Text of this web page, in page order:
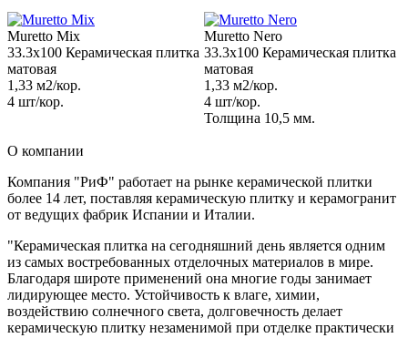
Muretto Mix
33.3x100 Керамическая плитка
матовая
1,33 м2/кор.
4 шт/кор.
Muretto Nero
33.3x100 Керамическая плитка
матовая
1,33 м2/кор.
4 шт/кор.
Толщина 10,5 мм.
О компании
Компания "РиФ" работает на рынке керамической плитки
более 14 лет, поставляя керамическую плитку и керамогранит
от ведущих фабрик Испании и Италии.
"Керамическая плитка на сегодняшний день является одним
из самых востребованных отделочных материалов в мире.
Благодаря широте применений она многие годы занимает
лидирующее место. Устойчивость к влаге, химии,
воздействию солнечного света, долговечность делает
керамическую плитку незаменимой при отделке практически